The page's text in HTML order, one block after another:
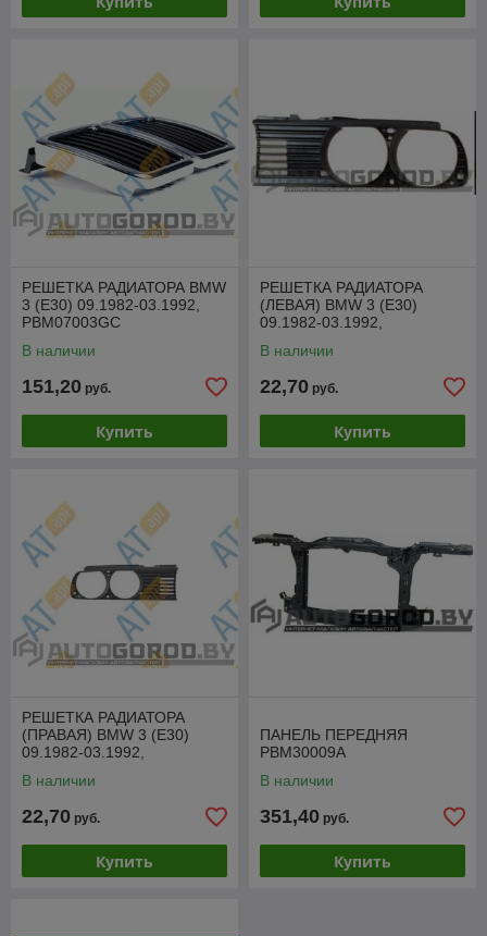
РЕШЕТКА РАДИАТОРА BMW
3 (E30) 09.1982-03.1992,
PBM07003GC
В наличии
151,20 руб.
Купить
РЕШЕТКА РАДИАТОРА
(ЛЕВАЯ) BMW 3 (E30)
09.1982-03.1992,
В наличии
22,70 руб.
Купить
РЕШЕТКА РАДИАТОРА
(ПРАВАЯ) BMW 3 (E30)
09.1982-03.1992,
В наличии
22,70 руб.
Купить
ПАНЕЛЬ ПЕРЕДНЯЯ
PBM30009A
В наличии
351,40 руб.
Купить